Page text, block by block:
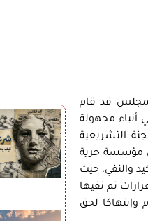
قاطعا من أن يكون المجلس قد قام
أنباء مجهولة
التشريعية
مؤسسة حرية
والنفي، حيث
تم نفيها
لحق